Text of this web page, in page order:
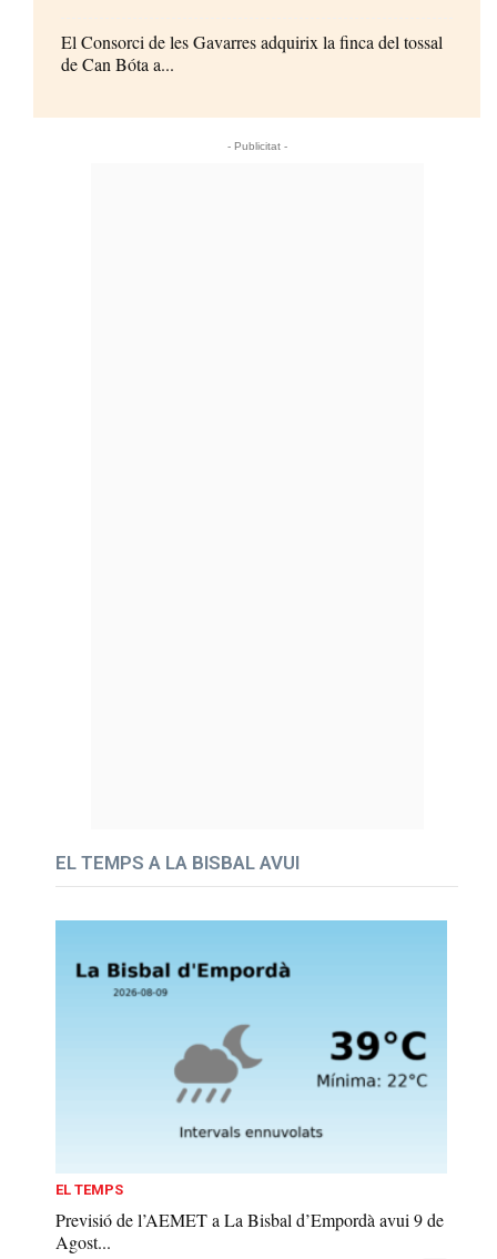
El Consorci de les Gavarres adquirix la finca del tossal
de Can Bóta a...
- Publicitat -
EL TEMPS A LA BISBAL AVUI
EL TEMPS
Previsió de l’AEMET a La Bisbal d’Empordà avui 9 de
Agost...